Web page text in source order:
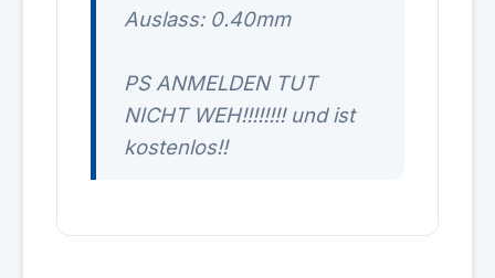
Auslass: 0.40mm
PS ANMELDEN TUT
NICHT WEH!!!!!!!! und ist
kostenlos!!